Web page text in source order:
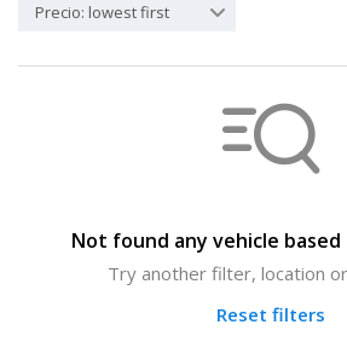
Precio: lowest first
Not found any vehicle
Try another filter, location
Reset filters